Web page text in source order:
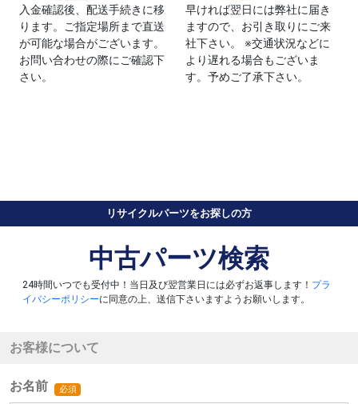
入金確認後、配送手続きに移
ります。ご指定場所まで直送
が可能な場合がございます。
お問い合わせの際にご確認下
さい。
早ければ翌日には弊社に届き
ますので、お引き取りにご来
社下さい。 ※交通状況などに
より遅れる場合もございま
す。予めご了承下さい。
リサイクルパーツをお探しの方
中古パーツ検索
24時間いつでも受付中！当日及び翌営業日には必ずお返事します！ プラ
イバシーポリシーに同意の上、送信下さいますようお願いします。
お客様について
お名前 必須